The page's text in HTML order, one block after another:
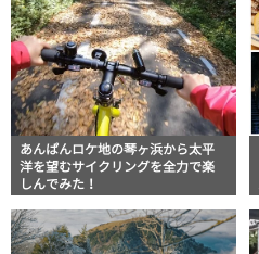
あんぱんロケ地の琴ヶ浜から太平
洋を望むサイクリングを全力で楽
しんでみた！